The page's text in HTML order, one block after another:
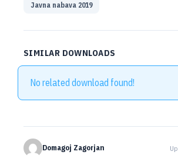
Javna nabava 2019
SIMILAR DOWNLOADS
No related download found!
Domagoj Zagorjan